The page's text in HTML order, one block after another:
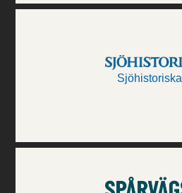
Sjöhistoriska